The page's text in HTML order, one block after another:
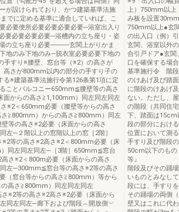
が設けられており、かつ建築基準法施
でに定める基準に適合していれば、こ
必要便所必要必要必要必要─浴室出入り
要必要必要必要─浴槽内の立ち座り・姿
の立ち座り必要────玄関上がりかま
地のみ下地のみ─脱衣室必要必要下地の
手すり※腰壁、窓台等（※2）の高さが
高さが800mm以内の部分の手すり子の
※建築基準法施行令第126条第1項に定
ことバルコニー650mm≦腰壁等の高さ
面からの高さ≧1,100mm）同左同左同左
※2＜650mm必要（腰壁等からの高さ
≧800mm）からの高さ≧800mm）同左
等の高さ※2必要（床面からの高さ
左─２階以上の窓階以上の窓［2階］
等の高さ※2高さ※2＜800mm必要（床
同左同左同左─［3階］650mm≦窓台
さ※2＜800m必要（床面からの高さ
左─300mm≦窓台等の高さ※2等の高さ
（窓台等からの高さ≧800mm）等から
高さ≧800mm）同左同左同左
※2等の高さ※2高さ※2必要（床面から
同左同左─廊下および階段︵開放側︶
上）750mm以上
み板を設置
750mm以上●玄
の出入口（例）
玄関、浴室以外
合引戸ドア●玄関
口を確保する場
基準施行令 階段
のけあげ及び踏
に階段のけあげ
ない。ただし
の階段（共同住
下、踏面は
段の部分におけ
位置において
手すり及び階段
50cm以下のもの
等』 という
階段及びその踊
いものとみなし
段には、手す
その踊場の両側
壁又はこれに